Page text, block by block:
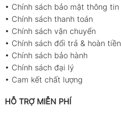
• Chính sách bảo mật thông tin
• Chính sách thanh toán
• Chính sách vận chuyển
• Chính sách đổi trả & hoàn tiền
• Chính sách bảo hành
• Chính sách đại lý
• Cam kết chất lượng
HỖ TRỢ MIỄN PHÍ